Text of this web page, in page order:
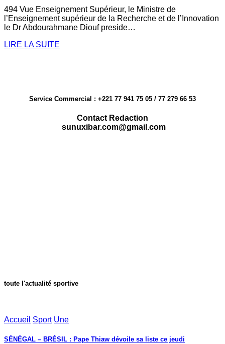
494 Vue Enseignement Supérieur, le Ministre de
l’Enseignement supérieur de la Recherche et de l’Innovation
le Dr Abdourahmane Diouf preside…
LIRE LA SUITE
Service Commercial : +221 77 941 75 05 / 77 279 66 53
Contact Redaction
sunuxibar.com@gmail.com
toute l'actualité sportive
Accueil Sport Une
SÉNÉGAL – BRÉSIL : Pape Thiaw dévoile sa liste ce jeudi